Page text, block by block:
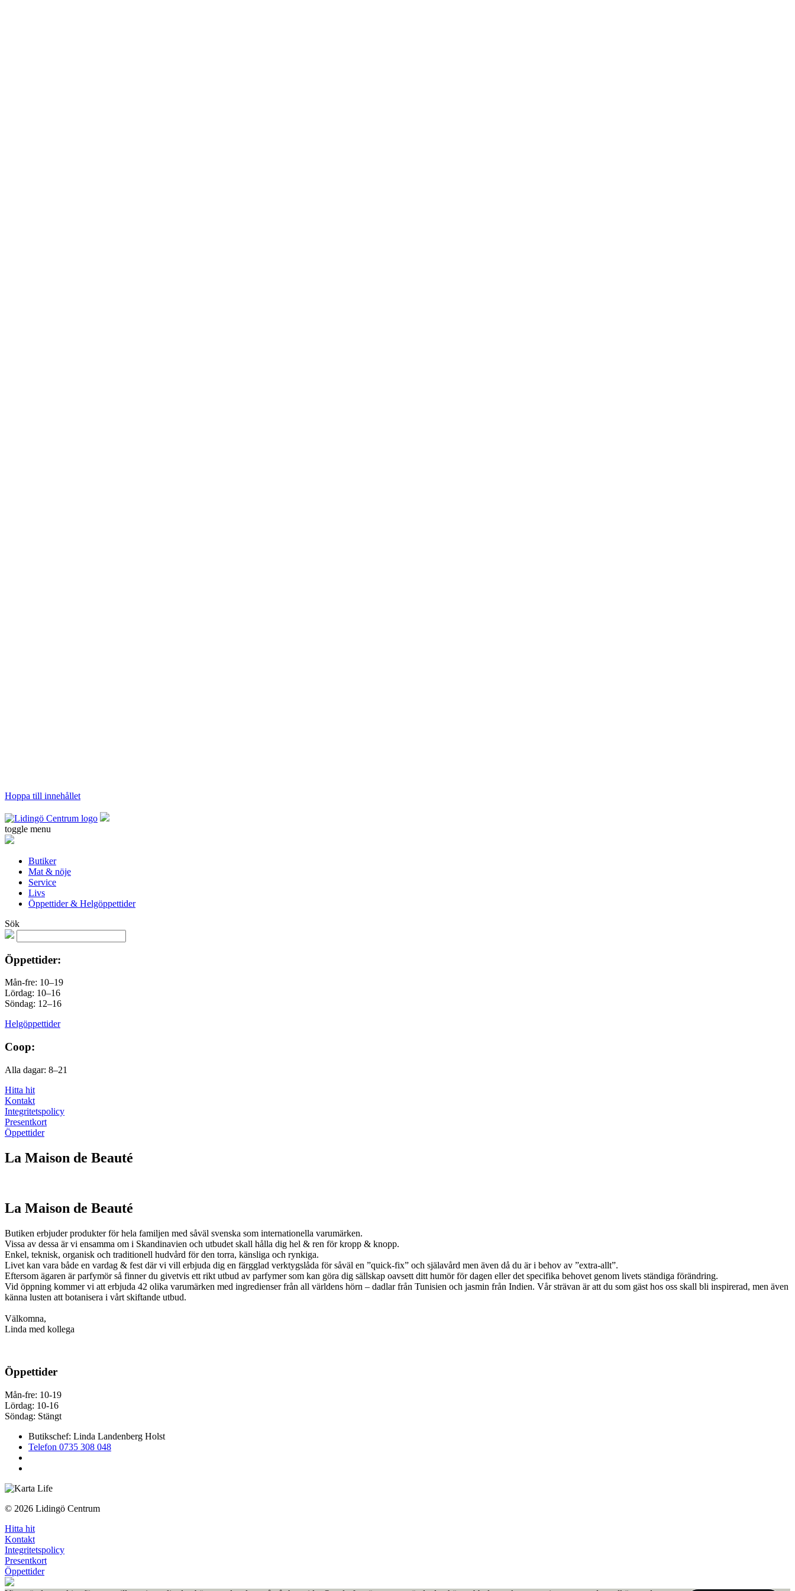
Hoppa till innehållet
toggle menu
Butiker
Mat & nöje
Service
Livs
Öppettider & Helgöppettider
Sök
Öppettider:
Mån-fre: 10–19
Lördag: 10–16
Söndag: 12–16
Helgöppettider
Coop:
Alla dagar: 8–21
Hitta hit
Kontakt
Integritetspolicy
Presentkort
Öppettider
La Maison de Beauté
La Maison de Beauté
Butiken erbjuder produkter för hela familjen med såväl svenska som internationella varumärken.
Vissa av dessa är vi ensamma om i Skandinavien och utbudet skall hålla dig hel & ren för kropp & knopp.
Enkel, teknisk, organisk och traditionell hudvård för den torra, känsliga och rynkiga.
Livet kan vara både en vardag & fest där vi vill erbjuda dig en färgglad verktygslåda för såväl en ”quick-fix” och själavård men även då du är i behov av ”extra-allt”.
Eftersom ägaren är parfymör så finner du givetvis ett rikt utbud av parfymer som kan göra dig sällskap oavsett ditt humör för dagen eller det specifika behovet genom livets ständiga förändring.
Vid öppning kommer vi att erbjuda 42 olika varumärken med ingredienser från all världens hörn – dadlar från Tunisien och jasmin från Indien. Vår strävan är att du som gäst hos oss skall bli inspirerad, men även
känna lusten att botanisera i vårt skiftande utbud.
Välkomna,
Linda med kollega
Öppettider
Mån-fre: 10-19
Lördag: 10-16
Söndag: Stängt
Butikschef: Linda Landenberg Holst
Telefon 0735 308 048
© 2026 Lidingö Centrum
Hitta hit
Kontakt
Integritetspolicy
Presentkort
Öppettider